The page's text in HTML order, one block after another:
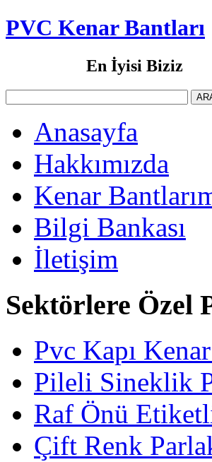
PVC Kenar Bantları
En İyisi Biziz
Anasayfa
Hakkımızda
Kenar
Bilgi Bankası
İletişim
Sektörlere Özel
Pvc Kapı
Pileli Sineklik
Raf Önü
Çift Renk